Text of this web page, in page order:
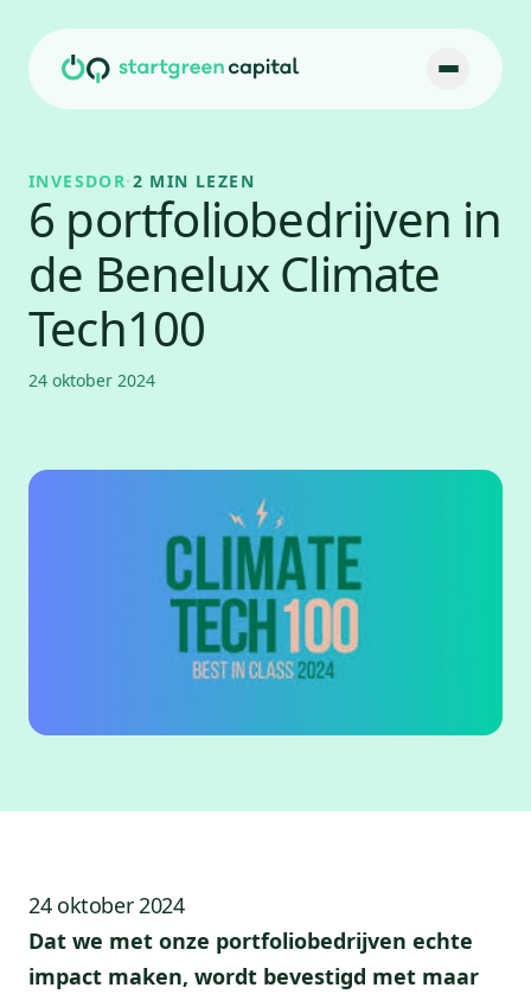
INVESDOR·2 MIN LEZEN
6 portfoliobedrijven in
de Benelux Climate
Tech100
24 oktober 2024
24 oktober 2024
Dat we met onze portfoliobedrijven echte
impact maken, wordt bevestigd met maar